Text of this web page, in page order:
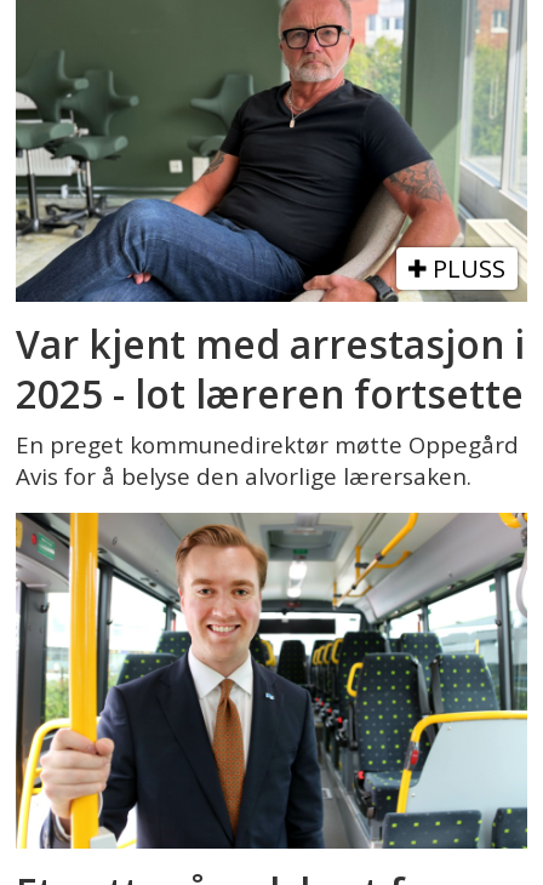
PLUSS
Var kjent med arrestasjon i
2025 - lot læreren fortsette
En preget kommunedirektør møtte Oppegård
Avis for å belyse den alvorlige lærersaken.